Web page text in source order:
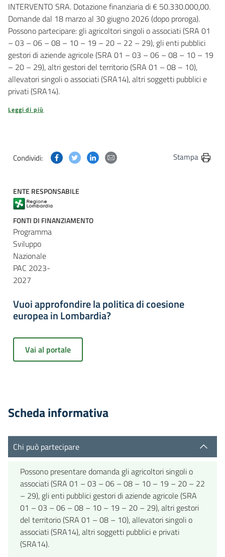
INTERVENTO SRA. Dotazione finanziaria di € 50.330.000,00.
Domande dal 18 marzo al 30 giugno 2026 (dopo proroga).
Possono partecipare: gli agricoltori singoli o associati (SRA 01
– 03 – 06 – 08 – 10 – 19 – 20 – 22 – 29), gli enti pubblici
gestori di aziende agricole (SRA 01 – 03 – 06 – 08 – 10 – 19
– 20 – 29), altri gestori del territorio (SRA 01 – 08 – 10),
allevatori singoli o associati (SRA14), altri soggetti pubblici e
privati (SRA14).
Leggi di più
Condividi: Condividi questa pagina su Facebook
Condividi questa pagina su Twitter
Condividi questa pagina su Linkedin
Condividi questa pagina via
Stampa
ENTE RESPONSABILE
FONTI DI FINANZIAMENTO
Programma
Sviluppo
Nazionale
PAC 2023-
2027
Vuoi approfondire la politica di coesione
europea in Lombardia?
Vai al portale
Scheda informativa
Chi può partecipare
Possono presentare domanda gli agricoltori singoli o
associati (SRA 01 – 03 – 06 – 08 – 10 – 19 – 20 – 22
– 29), gli enti pubblici gestori di aziende agricole (SRA
01 – 03 – 06 – 08 – 10 – 19 – 20 – 29), altri gestori
del territorio (SRA 01 – 08 – 10), allevatori singoli o
associati (SRA14), altri soggetti pubblici e privati
(SRA14).